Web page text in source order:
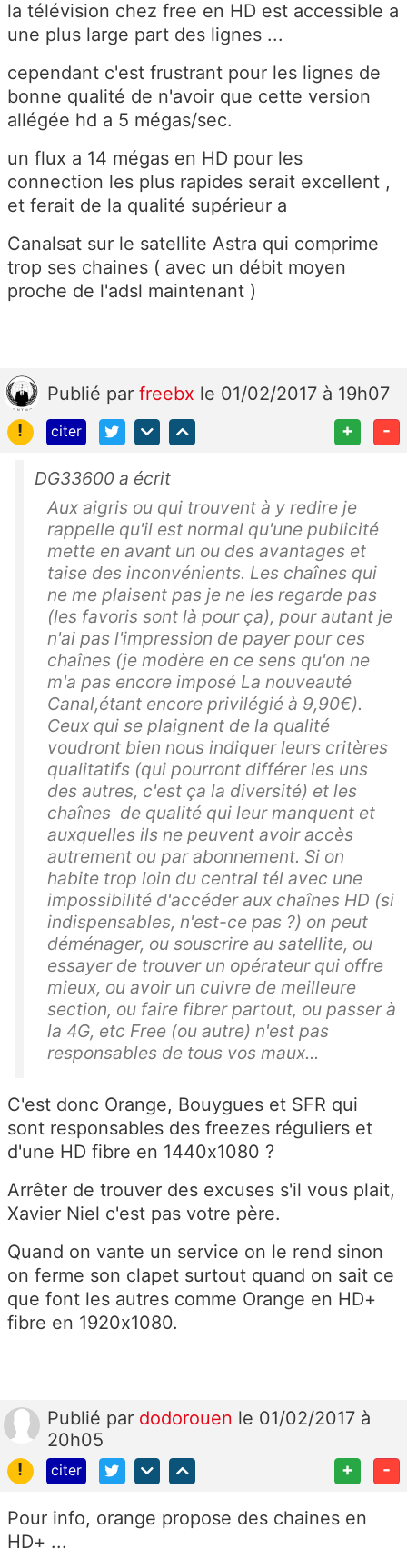
la télévision chez free en HD est accessible a
une plus large part des lignes ...
cependant c'est frustrant pour les lignes de
bonne qualité de n'avoir que cette version
allégée hd a 5 mégas/sec.
un flux a 14 mégas en HD pour les
connection les plus rapides serait excellent ,
et ferait de la qualité supérieur a
Canalsat sur le satellite Astra qui comprime
trop ses chaines ( avec un débit moyen
proche de l'adsl maintenant )
Publié par freebx le 01/02/2017 à 19h07
!
citer + -
DG33600 a écrit
Aux aigris ou qui trouvent à y redire je
rappelle qu'il est normal qu'une publicité
mette en avant un ou des avantages et
taise des inconvénients. Les chaînes qui
ne me plaisent pas je ne les regarde pas
(les favoris sont là pour ça), pour autant je
n'ai pas l'impression de payer pour ces
chaînes (je modère en ce sens qu'on ne
m'a pas encore imposé La nouveauté
Canal,étant encore privilégié à 9,90€).
Ceux qui se plaignent de la qualité
voudront bien nous indiquer leurs critères
qualitatifs (qui pourront différer les uns
des autres, c'est ça la diversité) et les
chaînes de qualité qui leur manquent et
auxquelles ils ne peuvent avoir accès
autrement ou par abonnement. Si on
habite trop loin du central tél avec une
impossibilité d'accéder aux chaînes HD (si
indispensables, n'est-ce pas ?) on peut
déménager, ou souscrire au satellite, ou
essayer de trouver un opérateur qui offre
mieux, ou avoir un cuivre de meilleure
section, ou faire fibrer partout, ou passer à
la 4G, etc Free (ou autre) n'est pas
responsables de tous vos maux...
C'est donc Orange, Bouygues et SFR qui
sont responsables des freezes réguliers et
d'une HD fibre en 1440x1080 ?
Arrêter de trouver des excuses s'il vous plait,
Xavier Niel c'est pas votre père.
Quand on vante un service on le rend sinon
on ferme son clapet surtout quand on sait ce
que font les autres comme Orange en HD+
fibre en 1920x1080.
Publié par dodorouen le 01/02/2017 à
20h05
!
citer + -
Pour info, orange propose des chaines en
HD+ ...